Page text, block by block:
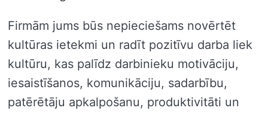
Firmām jums būs nepieciešams novērtēt
kultūras ietekmi un radīt pozitīvu darba liek
kultūru, kas palīdz darbinieku motivāciju,
iesaistīšanos, komunikāciju, sadarbību,
patērētāju apkalpošanu, produktivitāti un